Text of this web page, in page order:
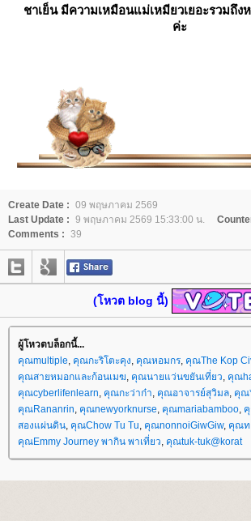
ชาเย็น มีความเหมือนแม่เหมียวเยอะรวมถึ
ค่ะ
Create Date : 09 พฤษภาคม 2569
Last Update : 9 พฤษภาคม 2569 15:33:00 น.
Comments : 39
(โหวต blog นี้)
ผู้โหวตบล็อกนี้...
คุณmultiple คุณกะริโตะคุง คุณหอมกร คุณThe Kop
คุณสายหมอกและก้อนเมฆ คุณนายแว่นขยันเที่ยว คุณ
คุณcyberlifenlearn คุณกะว่าก๋า คุณอาจารย์สุวิมล คุณ
คุณRananrin คุณnewyorknurse คุณmariabamboo
สองแผ่นดิน คุณChow Tu Tu คุณnonnoiGiwGiw, คุณท
คุณEmmy Journey พากิน พาเที่ยว คุณtuk-tuk@korat